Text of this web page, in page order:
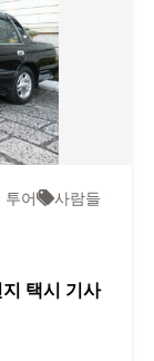
투어 사람들
택시 기사